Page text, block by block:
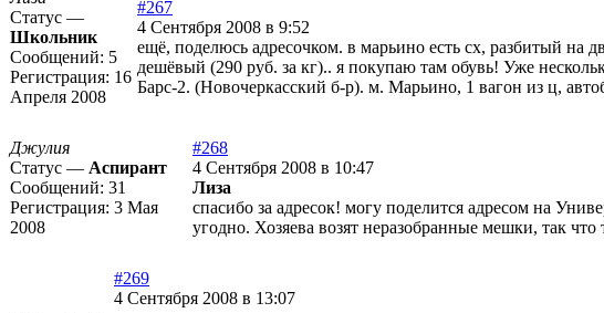
Статус —
Школьник
Сообщений: 5
Регистрация: 16
Апреля 2008
#267
4 Сентября 2008 в 9:52
ещё, поделюсь адресочком. в марьино есть сх, разбитый на
дешёвый (290 руб. за кг).. я покупаю там обувь! Уже
Барс-2. (Новочеркасский б-р). м. Марьино, 1 вагон из ц,
Джулия
Статус — Аспирант
Сообщений: 31
Регистрация: 3 Мая
2008
#268
4 Сентября 2008 в 10:47
Лиза
спасибо за адресок! могу поделится адресом на
угодно. Хозяева возят неразобранные мешки, так
#269
4 Сентября 2008 в 13:07